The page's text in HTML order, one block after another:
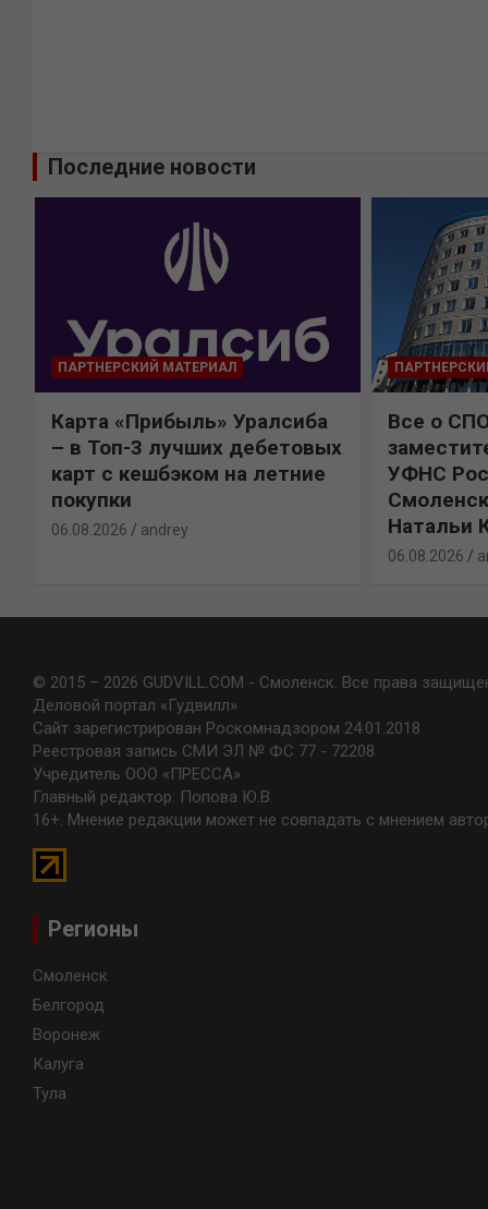
Последние новости
ПАРТНЕРСКИЙ МАТЕРИАЛ
Карта «Прибыль» Уралсиба
– в Топ-3 лучших дебетовых
карт с кешбэком на летние
покупки
06.08.2026 andrey
Все о
УФНС
Натальи
06.08.2026
© 2015 – 2026 GUDVILL.COM - Смоленск. Все права
Деловой портал «Гудвилл»
Сайт зарегистрирован Роскомнадзором 24.01.2018
Реестровая запись СМИ ЭЛ № ФС 77 - 72208
Учредитель ООО «ПРЕССА»
Главный редактор: Попова Ю.В.
16+. Мнение редакции может не совпадать с мнением
Регионы
Смоленск
Белгород
Воронеж
Калуга
Тула